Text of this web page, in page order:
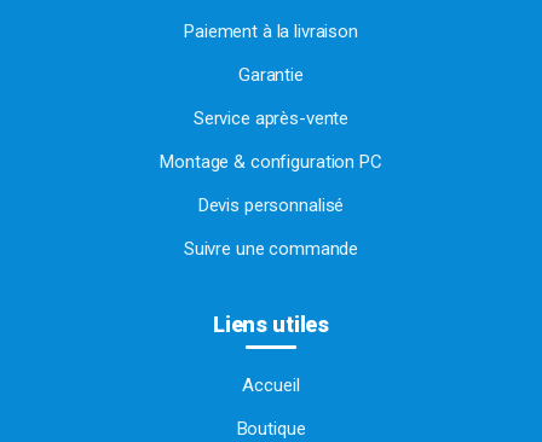
Paiement à la livraison
Garantie
Service après-vente
Montage & configuration PC
Devis personnalisé
Suivre une commande
Liens utiles
Accueil
Boutique